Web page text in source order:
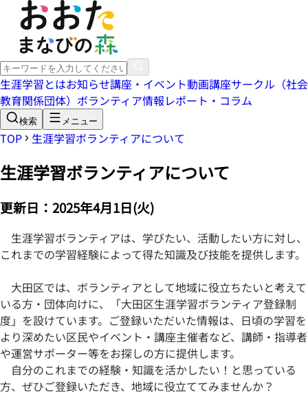
生涯学習とはお知らせ講座・イベント動画講座サークル（社会
教育関係団体） ボランティア情報レポート・コラム
検索 メニュー
TOP 生涯学習ボランティアについて
生涯学習ボランティアについて
更新日： 2025年4月1日(火)
生涯学習ボランティアは、学びたい、活動したい方に対し、
これまでの学習経験によって得た知識及び技能を提供します。
大田区では、ボランティアとして地域に役立ちたいと考えて
いる方・団体向けに、「大田区生涯学習ボランティア登録制
度」を設けています。 ご登録いただいた情報は、 日頃の学習を
より深めたい区民やイベント・講座主催者など、講師・指導者
や運営サポーター等をお探しの方に提供します。
自分のこれまでの経験・知識を活かしたい！と思っている
方、ぜひご登録いただき、地域に役立ててみませんか？